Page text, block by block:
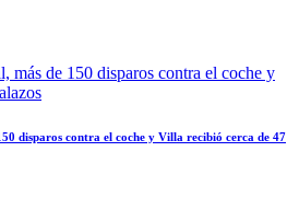
disparos contra el coche y Villa recibió cerca de 47